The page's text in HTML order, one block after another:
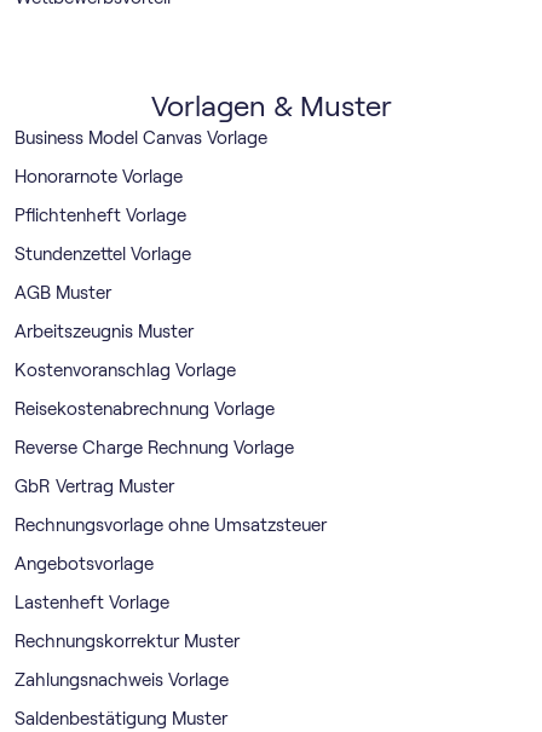
Vorlagen & Muster
Business Model Canvas Vorlage
Honorarnote Vorlage
Pflichtenheft Vorlage
Stundenzettel Vorlage
AGB Muster
Arbeitszeugnis Muster
Kostenvoranschlag Vorlage
Reisekostenabrechnung Vorlage
Reverse Charge Rechnung Vorlage
GbR Vertrag Muster
Rechnungsvorlage ohne Umsatzsteuer
Angebotsvorlage
Lastenheft Vorlage
Rechnungskorrektur Muster
Zahlungsnachweis Vorlage
Saldenbestätigung Muster